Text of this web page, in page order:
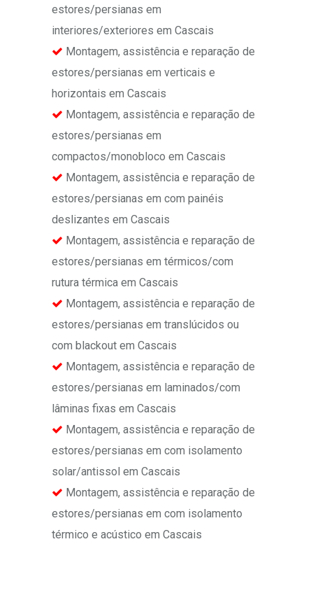
estores/persianas em
interiores/exteriores em Cascais
Montagem, assistência e reparação de
estores/persianas em verticais e
horizontais em Cascais
Montagem, assistência e reparação de
estores/persianas em
compactos/monobloco em Cascais
Montagem, assistência e reparação de
estores/persianas em com painéis
deslizantes em Cascais
Montagem, assistência e reparação de
estores/persianas em térmicos/com
rutura térmica em Cascais
Montagem, assistência e reparação de
estores/persianas em translúcidos ou
com blackout em Cascais
Montagem, assistência e reparação de
estores/persianas em laminados/com
lâminas fixas em Cascais
Montagem, assistência e reparação de
estores/persianas em com isolamento
solar/antissol em Cascais
Montagem, assistência e reparação de
estores/persianas em com isolamento
térmico e acústico em Cascais